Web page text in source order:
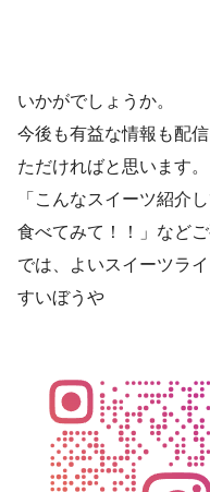
いかがでしょうか。
今後も有益な情報も配
ただければと思います。
「こんなスイーツ紹介
食べてみて！！」など
では、よいスイーツライ
すいぼうや